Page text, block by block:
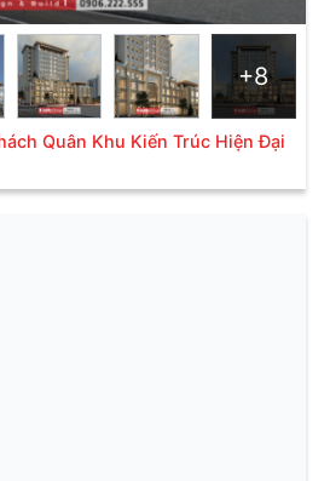
+8
Quân Khu Kiến Trúc Hiện Đại